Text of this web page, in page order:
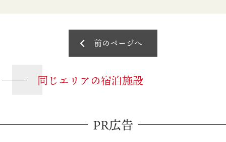
前のページへ
同じエリアの宿泊施設
PR広告